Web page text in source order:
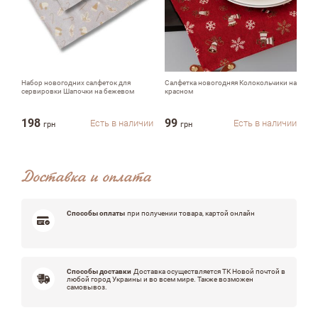
Набор новогодних салфеток для
сервировки Шапочки на бежевом
198 грн Есть в наличии
Салфетка новогодняя Колокольчики на
красном
99 грн Есть в наличии
Доставка и оплата
Способы оплаты при получении товара, картой онлайн
Способы доставки Доставка осуществляется ТК Новой почтой в
любой город Украины и во всем мире. Также возможен
самовывоз.
Оцените, пожалуйста